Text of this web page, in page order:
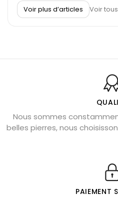
Découvrez le scorpion et ses
Bienfaits de la sélénite –
L’améthyste est-elle faite
Chrysocolle : pierre
Obsidienne dorée : vertus et
Véritable citrine naturelle
Où placer la citrine dans la
Voir plus d’articles Voir
Nous sommes
belles pierres, nous
PAIEMENT